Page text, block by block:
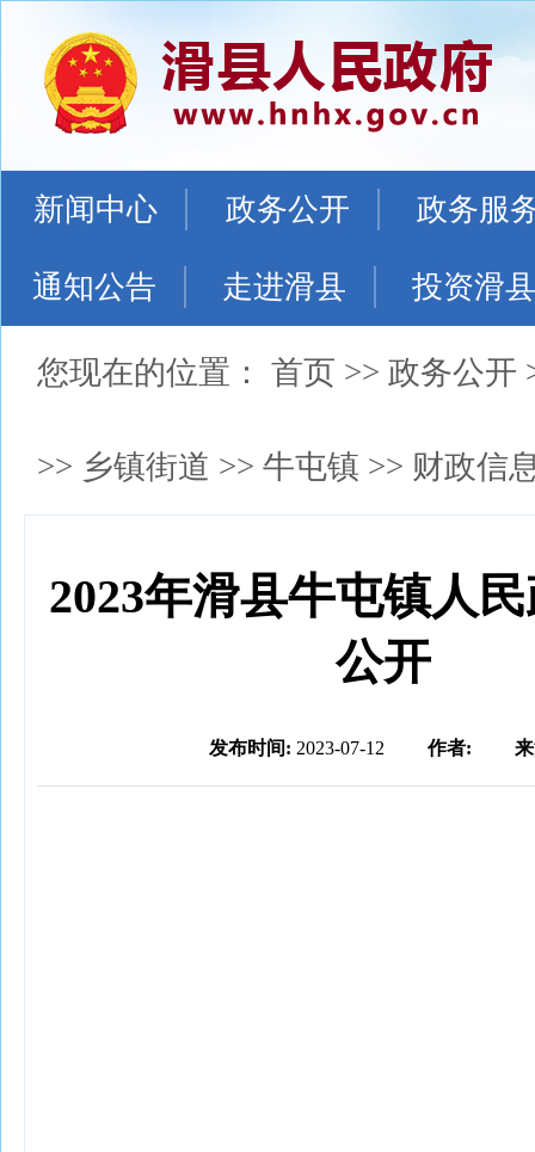
新闻中心 政务公开 政务服
通知公告 走进滑县 投资滑县
您现在的位置： 首页 >> 政务公开
>> 乡镇街道 >> 牛屯镇 >> 财政信
2023年滑县牛屯镇人
公开
发布时间: 2023-07-12 作者: